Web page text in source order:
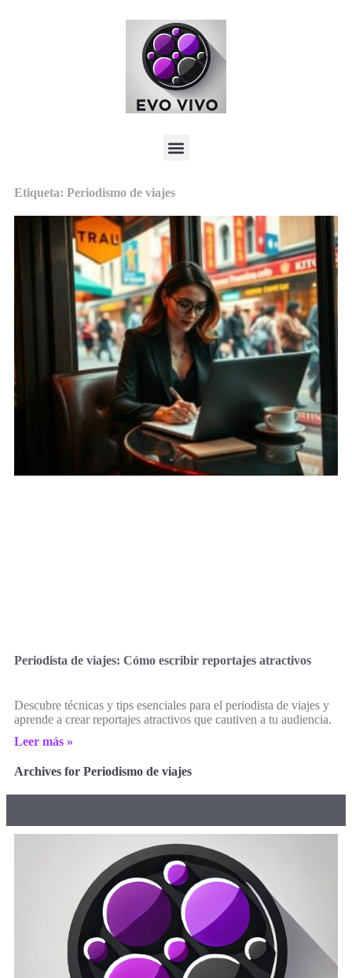
Etiqueta: Periodismo de viajes
Periodista de viajes: Cómo escribir reportajes atractivos
Descubre técnicas y tips esenciales para el periodista de viajes y
aprende a crear reportajes atractivos que cautiven a tu audiencia.
Leer más »
Archives for Periodismo de viajes